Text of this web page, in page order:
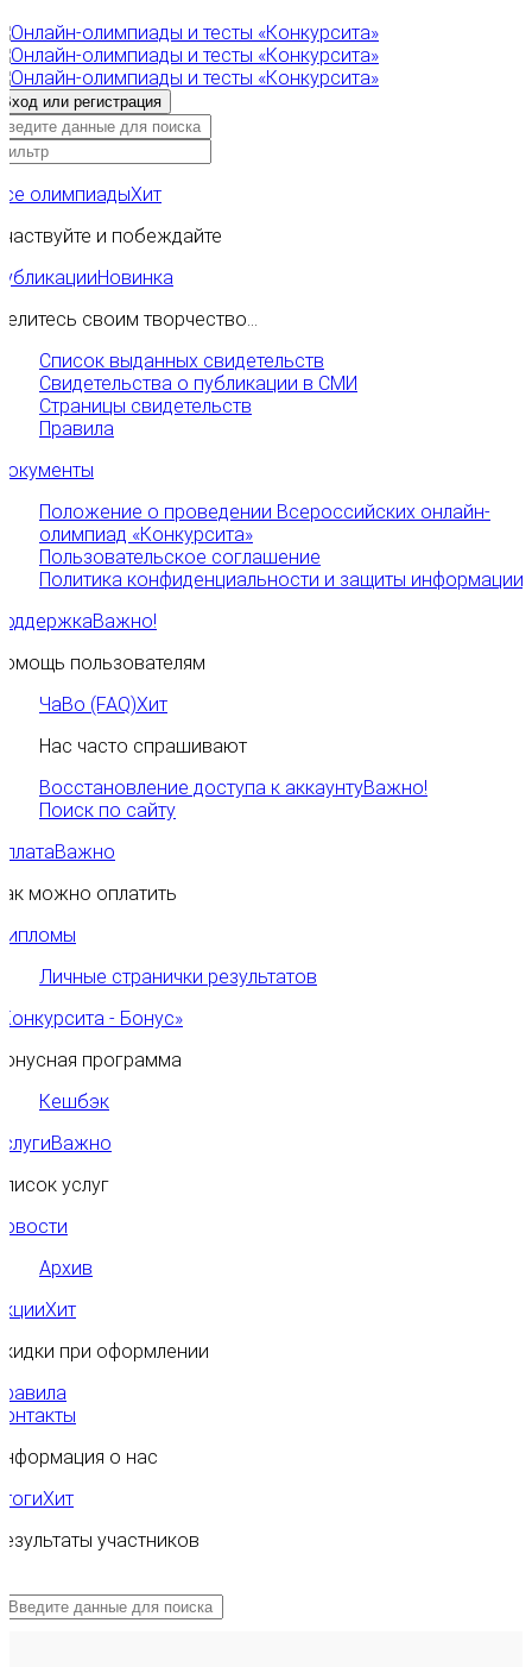
олимпиадыХит
и побеждайте
Новинка
своим творчество...
Список выданных свидетельств
Свидетельства о публикации в СМИ
Страницы свидетельств
Правила
Положение о проведении Всероссийских онлайн-
олимпиад «Конкурсита»
Пользовательское соглашение
Политика конфиденциальности и защиты информации
Важно!
пользователям
ЧаВо (FAQ)Хит
Нас часто спрашивают
Восстановление доступа к аккаунтуВажно!
Поиск по сайту
Важно
можно оплатить
Личные странички результатов
- Бонус»
программа
Кешбэк
Важно
услуг
Архив
Хит
при оформлении
о нас
Хит
участников